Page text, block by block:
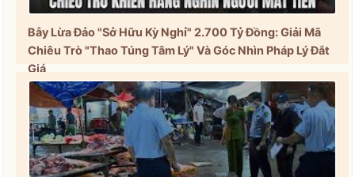
Bẫy Lừa Đảo "Sở Hữu Kỳ Nghỉ" 2.700 Tỷ Đồng: Giải Mã
Chiêu Trò "Thao Túng Tâm Lý" Và Góc Nhìn Pháp Lý Đắt
Giá